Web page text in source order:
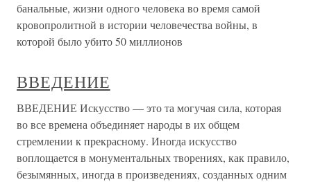
банальные, жизни одного человека во время самой
кровопролитной в истории человечества войны, в
которой было убито 50 миллионов
ВВЕДЕНИЕ
ВВЕДЕНИЕ Искусство — это та могучая сила, которая
во все времена объединяет народы в их общем
стремлении к прекрасному. Иногда искусство
воплощается в монументальных творениях, как правило,
безымянных, иногда в произведениях, созданных одним